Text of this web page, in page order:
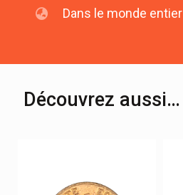
Dans le monde entier
Découvrez aussi…